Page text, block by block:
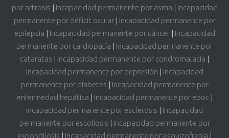
por artrosis | Incapacidad permanente por asma | Incapacidad
permanente por déficit ocular| Incapacidad permanente por
epilepsia | Incapacidad permanente por cáncer| Incapacidad
permanente por cardiopatía | Incapacidad permanente por
cataratas | Incapacidad permanente por condromalacia |
Incapacidad permanente por depresión | Incapacidad
permanente por diabetes | Incapacidad permanente por
enfermedad hepática | Incapacidad permanente por epoc|
Incapacidad permanente por esclerosis | Incapacidad
permanente por escoliosis | Incapacidad permanente por
espondilosis | Incapacidad permanente por esquizofrenia |